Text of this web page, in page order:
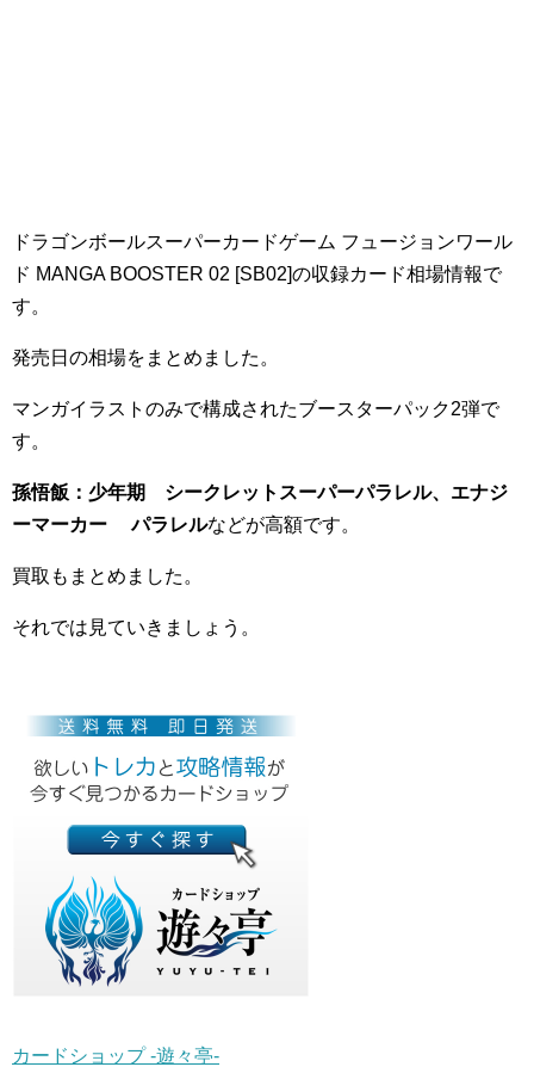
ドラゴンボールスーパーカードゲーム フュージョンワール
ド MANGA BOOSTER 02 [SB02]の収録カード相場情報で
す。
発売日の相場をまとめました。
マンガイラストのみで構成されたブースターパック2弾で
す。
孫悟飯：少年期 シークレットスーパーパラレル、エナジ
ーマーカー パラレルなどが高額です。
買取もまとめました。
それでは見ていきましょう。
カードショップ -遊々亭-